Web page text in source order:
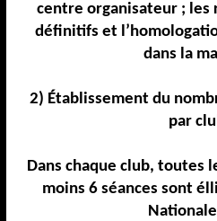
centre organisateur ; les
définitifs et
dans la
2) Établissement du
par
Dans chaque club, toutes
moins 6 séances sont
Nationale